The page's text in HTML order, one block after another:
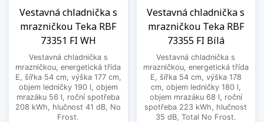
Vestavná chladnička s
mrazničkou Teka RBF
73351 FI WH
Vestavná chladnička s
mrazničkou, energetická třída
E, šířka 54 cm, výška 177 cm,
objem ledničky 190 l, objem
mrazáku 56 l, roční spotřeba
208 kWh, hlučnost 41 dB, No
Frost.
Vestavná chladnička s
mrazničkou Teka RBF
73355 FI Bílá
Vestavná chladnička s
mrazničkou, energetická třída
E, šířka 54 cm, výška 178
cm, objem ledničky 180 l,
objem mrazáku 68 l, roční
spotřeba 223 kWh, hlučnost
35 dB, Total No Frost.